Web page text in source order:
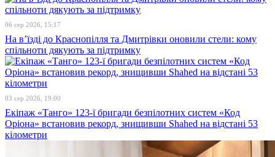
06 сер 2026, 15:17
На в’їзді до Краснопілля та Дмитрівки оновили стели: кому
спільноти дякують за підтримку
03 сер 2026, 19:00
Екіпаж «Танго» 123-ї бригади безпілотних систем «Код
Оріона» встановив рекорд, знищивши Shahed на відстані 53
кілометри